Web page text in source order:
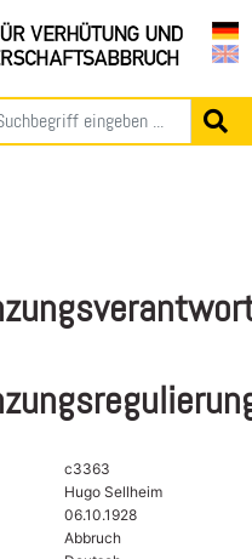
c3363
Hugo Sellheim
06.10.1928
Abbruch